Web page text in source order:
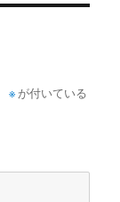
※ が付いている